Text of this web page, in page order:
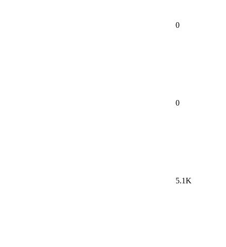
0
0
5.1K